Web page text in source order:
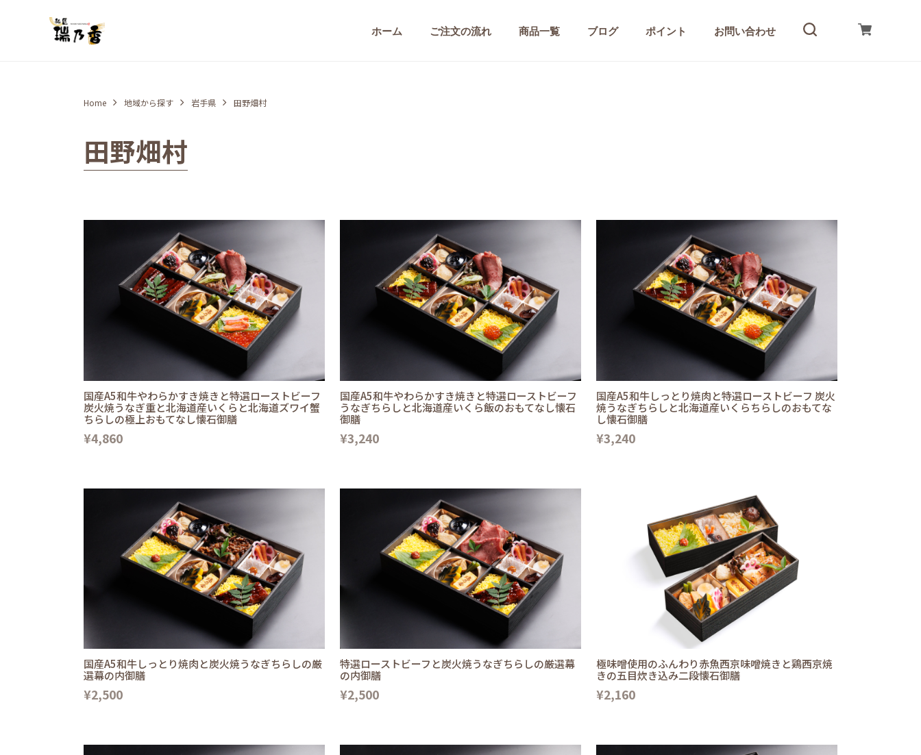
ホーム ご注文の流れ 商品一覧 ブログ ポイント お問い合わせ
Home 地域から探す 岩手県 田野畑村
田野畑村
国産A5和牛やわらかすき焼きと特選ローストビーフ
炭火焼うなぎ重と北海道産いくらと北海道ズワイ蟹
ちらしの極上おもてなし懐石御膳
¥4,860
国産A5和牛やわらかすき焼きと特選ローストビーフ
うなぎちらしと北海道産いくら飯のおもてなし懐石
御膳
¥3,240
国産A5和牛しっとり焼肉と特選ローストビーフ 炭火
焼うなぎちらしと北海道産いくらちらしのおもてな
し懐石御膳
¥3,240
国産A5和牛しっとり焼肉と炭火焼うなぎちらしの厳
選幕の内御膳
¥2,500
特選ローストビーフと炭火焼うなぎちらしの厳選幕
の内御膳
¥2,500
極味噌使用のふんわり赤魚西京味噌焼きと鶏西京焼
きの五目炊き込み二段懐石御膳
¥2,160